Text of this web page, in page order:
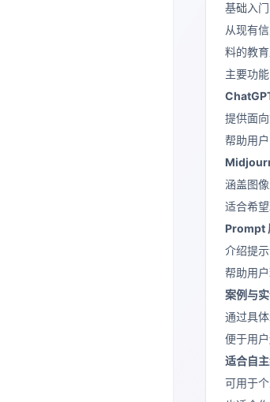
基础入
从现有
料的教
主要功能
提供面
帮助用
涵盖图
适合希
Prompt
介绍提
帮助用
案例与
通过具
便于用
适合自
可用于